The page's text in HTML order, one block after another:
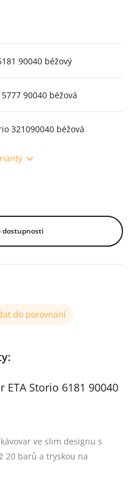
90040 béžový
90040 béžová
321090040 béžová
dostupnosti
do porovnání
ETA Storio 6181 90040
163)
ve slim designu s
20 barů a tryskou na